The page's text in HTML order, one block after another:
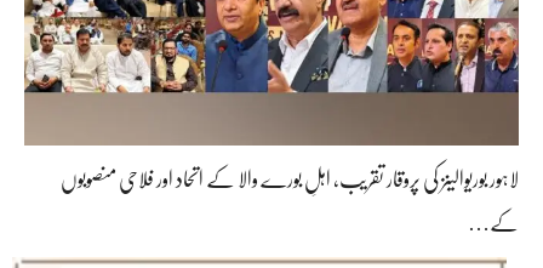
لاہور بوریوالینز کی پروقار تقریب، اہلِ بورے والا کے اتحاد اور فلاحی منصوبوں
کے…